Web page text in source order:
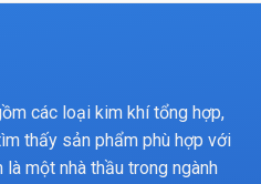
các loại kim khí tổng hợp,
thấy sản phẩm phù hợp với
là một nhà thầu trong ngành